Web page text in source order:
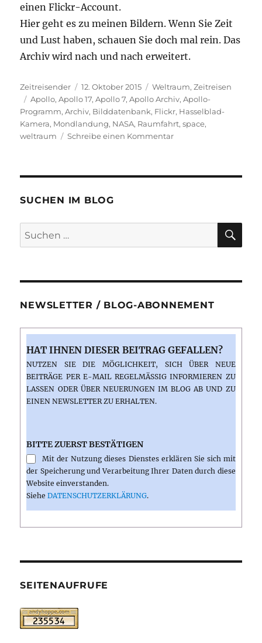
einen Flickr-Account.
Hier geht es zu meinen Bildern. Wenn Sie Zeit
und Lust haben, schauen Sie doch mal rein. Das
Archiv wird nach und nach erweitert.
Autor
Zeitreisender
Veröffentlicht
am
12. Oktober 2015 Kategorien
Weltraum,Zeitreisen
Schlagwörter
Apollo,Apollo 17,Apollo 7,Apollo Archiv,Apollo-
Programm,Archiv, Bilddatenbank, Flickr, Hasselblad-
Kamera, Mondlandung, NASA, Raumfahrt,space,
weltraum
Schreibe einen Kommentarzu
Flickr
SUCHEN IM BLOG
Suchen
nach:
NEWSLETTER / BLOG-ABONNEMENT
HAT IHNEN DIESER BEITRAG GEFALLEN?
NUTZEN SIE DIE MÖGLICHKEIT, SICH ÜBER NEUE
BEITRÄGE PER E-MAIL REGELMÄSSIG INFORMIEREN ZU L
ASSEN ODER ÜBER NEUERUNGEN IM BLOG AB UND ZU E
INEN NEWSLETTER ZU ERHALTEN.
BITTE ZUERST BESTÄTIGEN
Mit der Nutzung dieses Dienstes erklären Sie sich mit
der Speicherung und Verarbeitung Ihrer Daten durch diese
Website einverstanden.
SieheDATENSCHUTZERKLÄRUNG.
SEITENAUFRUFE